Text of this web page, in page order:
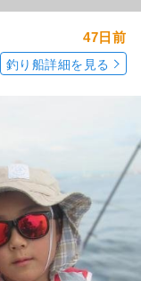
47日前
釣り船詳細を見る